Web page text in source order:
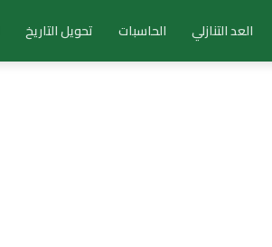
العد التنازلي الحاسبات تحويل التاريخ